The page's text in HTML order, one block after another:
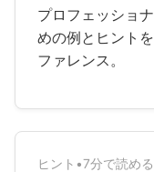
プロフェッショ
めの例とヒント
ファレンス。
ヒント •7分で読める